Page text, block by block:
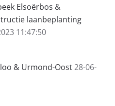
Elsoërbos &
laanbeplanting
11:47:50
& Urmond-Oost28-06-